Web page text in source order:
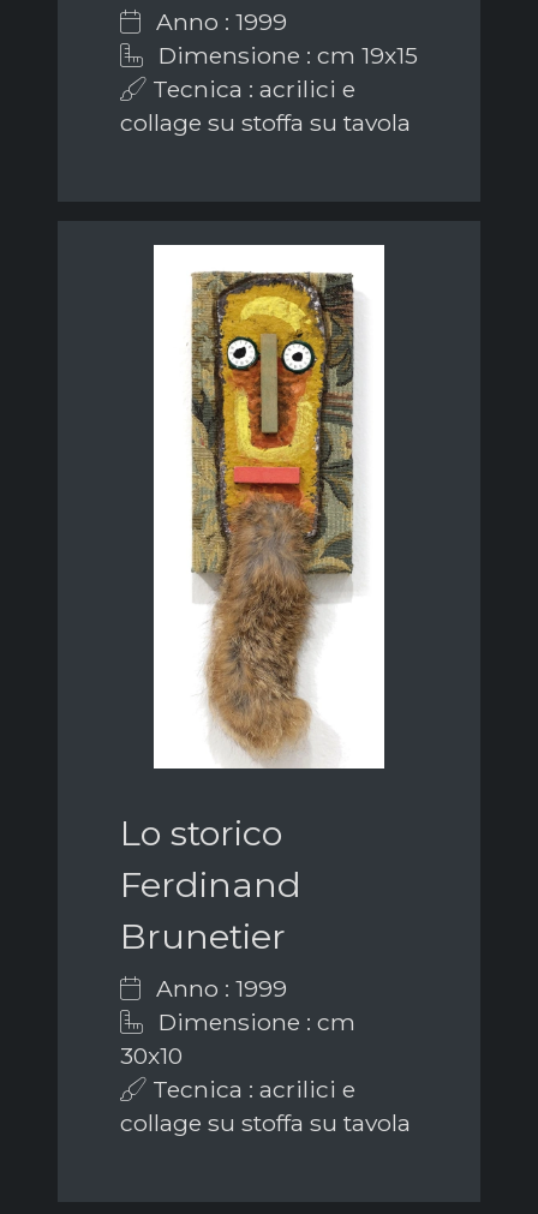
Anno : 1999
Dimensione : cm 19x15
Tecnica : acrilici e
collage su stoffa su tavola
Lo storico
Ferdinand
Brunetier
Anno : 1999
Dimensione : cm
30x10
Tecnica : acrilici e
collage su stoffa su tavola